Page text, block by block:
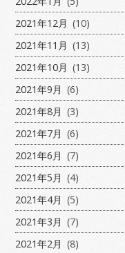
2021年12月 (10)
2021年11月 (13)
2021年10月 (13)
2021年9月 (6)
2021年8月 (3)
2021年7月 (6)
2021年6月 (7)
2021年5月 (4)
2021年4月 (5)
2021年3月 (7)
2021年2月 (8)